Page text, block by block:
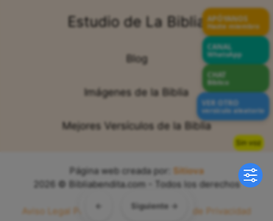
← Siguiente →
Sin voz
Estudio de La Biblia
Blog
Imágenes de la Biblia
Mejores Versículos de la Biblia
Página web creada por:
Sitiova
2026 © Bibliabendita.com - Todos los derechos
Aviso Legal
Política de Cookies Política de Privacidad
APÓYANOS
Hazte miembro
CANAL
WhatsApp
CHAT
Bíblico
VER OTRO
versículo aleatorio